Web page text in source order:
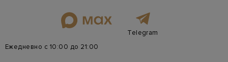
Telegram
Ежедневно с 10:00 до 21:00